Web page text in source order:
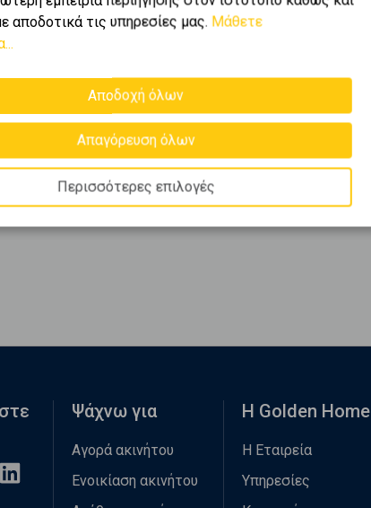
αποδοτικά τις υπηρεσίες μας. Μάθετε
Αποδοχή όλων
Απαγόρευση όλων
Περισσότερες επιλογές
Ψάχνω για
Αγορά ακινήτου
Ενοικίαση ακινήτου
Η Golden Home
Η Εταιρεία
Υπηρεσίες